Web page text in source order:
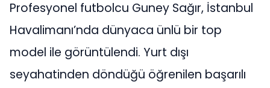
Profesyonel futbolcu Guney Sağır, İstanbul
Havalimanı’nda dünyaca ünlü bir top
model ile görüntülendi. Yurt dışı
seyahatinden döndüğü öğrenilen başarılı